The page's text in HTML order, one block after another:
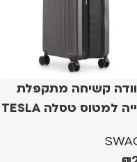
קשיחה מתקפלת
עלייה למטוס טסלה TESLA